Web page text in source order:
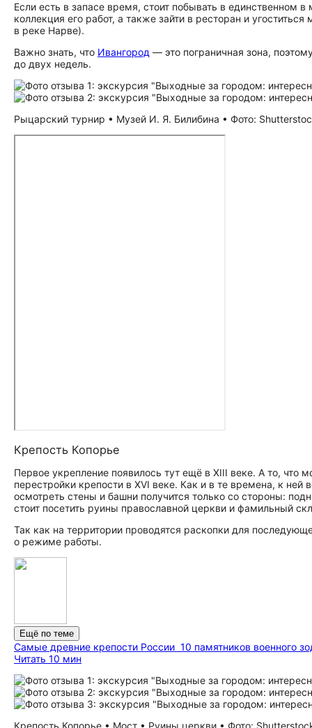
Если есть в запасе время, стоит побывать в единственном
коллекция его работ, а также зайти в ресторан и
в реке Нарве).
Важно знать, что Ивангород — это пограничная зона,
до двух недель.
Рыцарский турнир • Музей И. Я. Билибина • Фото:
Крепость Копорье
Первое укрепление появилось тут ещё в XIII веке. А то, что
перестройки крепости в XVI веке. Как и в те времена, к
осмотреть стены и башни получится только со стороны:
стоит посетить руины православной церкви и фамильный
Так как на территории проводятся раскопки для
о режиме работы.
Ещё по теме
Самые древние крепости России 10 памятников военного
Читать 10 мин
Крепость Копорье • Мост • Руины церкви • Фото: